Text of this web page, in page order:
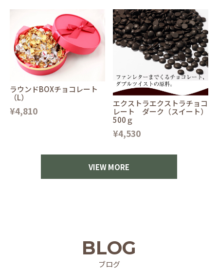
ラウンドBOXチョコレート
（L）
¥4,810
エクストラエクストラチョコ
レート ダーク（スイート）
500ｇ
¥4,530
VIEW MORE
BLOG
ブログ